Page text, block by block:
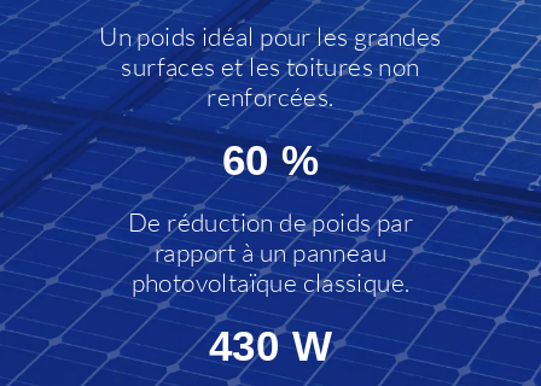
Un poids idéal pour les grandes
surfaces et les toitures non
renforcées.
60 %
De réduction de poids par
rapport à un panneau
photovoltaïque classique.
430 W